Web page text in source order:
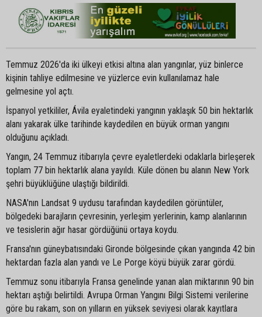
Temmuz 2026'da iki ülkeyi etkisi altına alan yangınlar, yüz binlerce
kişinin tahliye edilmesine ve yüzlerce evin kullanılamaz hale
gelmesine yol açtı.
İspanyol yetkililer, Ávila eyaletindeki yangının yaklaşık 50 bin hektarlık
alanı yakarak ülke tarihinde kaydedilen en büyük orman yangını
olduğunu açıkladı.
Yangın, 24 Temmuz itibarıyla çevre eyaletlerdeki odaklarla birleşerek
toplam 77 bin hektarlık alana yayıldı. Küle dönen bu alanın New York
şehri büyüklüğüne ulaştığı bildirildi.
NASA'nın Landsat 9 uydusu tarafından kaydedilen görüntüler,
bölgedeki barajların çevresinin, yerleşim yerlerinin, kamp alanlarının
ve tesislerin ağır hasar gördüğünü ortaya koydu.
Fransa'nın güneybatısındaki Gironde bölgesinde çıkan yangında 42 bin
hektardan fazla alan yandı ve Le Porge köyü büyük zarar gördü.
Temmuz sonu itibarıyla Fransa genelinde yanan alan miktarının 90 bin
hektarı aştığı belirtildi. Avrupa Orman Yangını Bilgi Sistemi verilerine
göre bu rakam, son on yılların en yüksek seviyesi olarak kayıtlara